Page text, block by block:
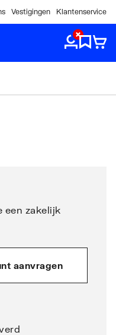
Vestigingen Klantenservice
een zakelijk
aanvragen